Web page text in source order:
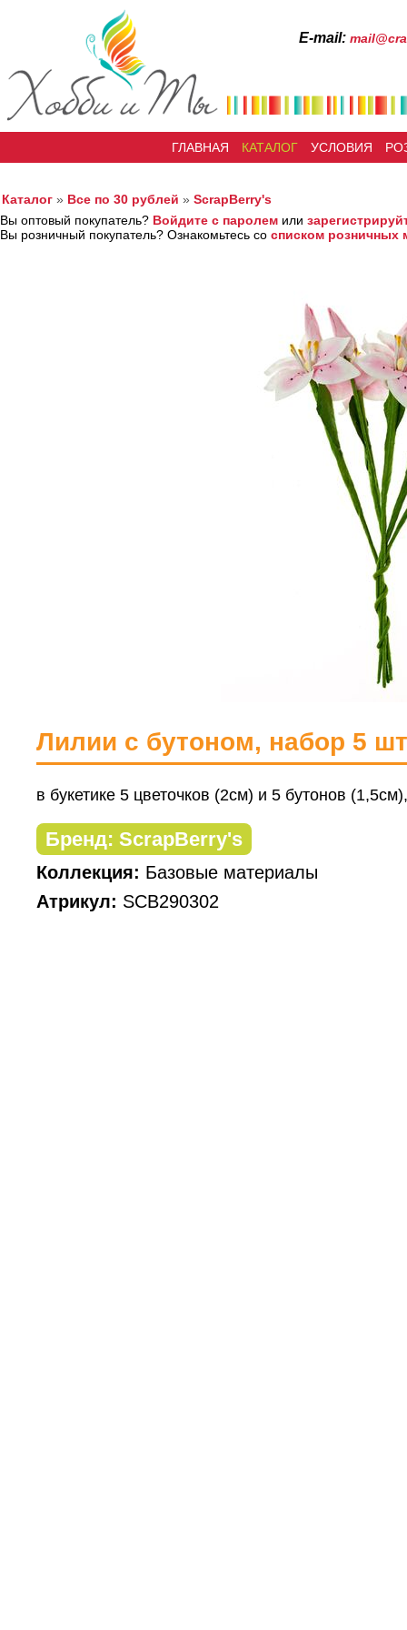
Е-mail:
ГЛАВНАЯ КАТАЛОГ УСЛОВИЯ
Каталог » Все по 30 рублей » ScrapBerry's
Вы оптовый покупатель? Войдите с паролем или
Вы розничный покупатель? Ознакомьтесь со списком розничных
Лилии с бутоном, набор 5
в букетике 5 цветочков (2см) и 5 бутонов
Бренд: ScrapBerry's
Коллекция: Базовые материалы
Атрикул: SCB290302